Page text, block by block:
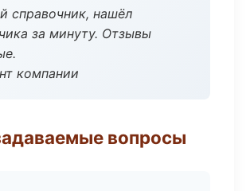
справочник, нашёл
за минуту. Отзывы
компании
вопросы